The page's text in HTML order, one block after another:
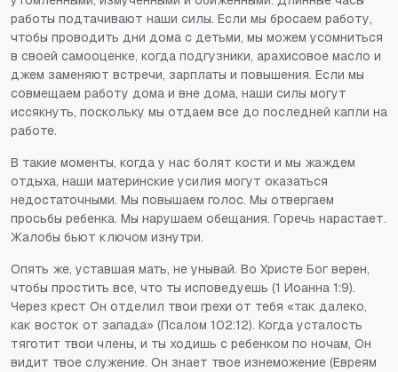
работы подтачивают наши силы. Если мы бросаем работу,
чтобы проводить дни дома с детьми, мы можем усомниться
в своей самооценке, когда подгузники, арахисовое масло и
джем заменяют встречи, зарплаты и повышения. Если мы
совмещаем работу дома и вне дома, наши силы могут
иссякнуть, поскольку мы отдаем все до последней капли на
работе.
В такие моменты, когда у нас болят кости и мы жаждем
отдыха, наши материнские усилия могут оказаться
недостаточными. Мы повышаем голос. Мы отвергаем
просьбы ребенка. Мы нарушаем обещания. Горечь нарастает.
Жалобы бьют ключом изнутри.
Опять же, уставшая мать, не унывай. Во Христе Бог верен,
чтобы простить все, что ты исповедуешь (1 Иоанна 1:9).
Через крест Он отделил твои грехи от тебя «так далеко,
как восток от запада» (Псалом 102:12). Когда усталость
тяготит твои члены, и ты ходишь с ребенком по ночам, Он
видит твое служение. Он знает твое изнеможение (Евреям